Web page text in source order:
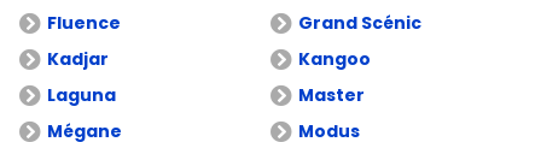
Fluence
Grand Scénic
Kadjar
Kangoo
Laguna
Master
Mégane
Modus